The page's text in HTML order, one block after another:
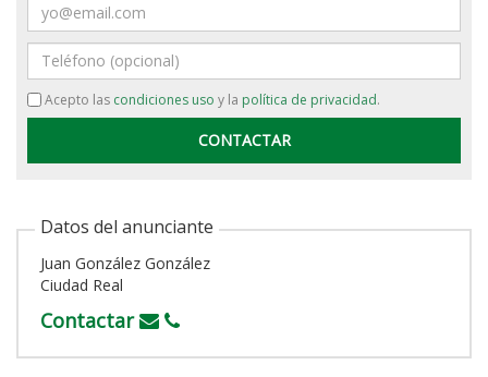
Teléfono
Acepto las condiciones uso y la política de privacidad.
Datos del anunciante
Juan González González
Ciudad Real
Contactar